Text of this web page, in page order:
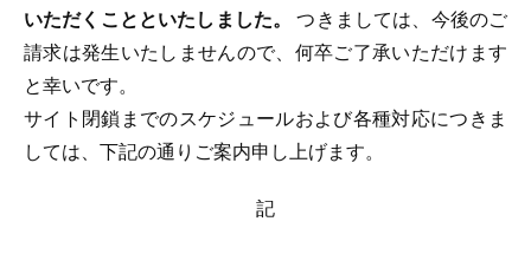
いただくことといたしました。つきましては、今後のご
請求は発生いたしませんので、何卒ご了承いただけます
と幸いです。
サイト閉鎖までのスケジュールおよび各種対応につきま
しては、下記の通りご案内申し上げます。
記